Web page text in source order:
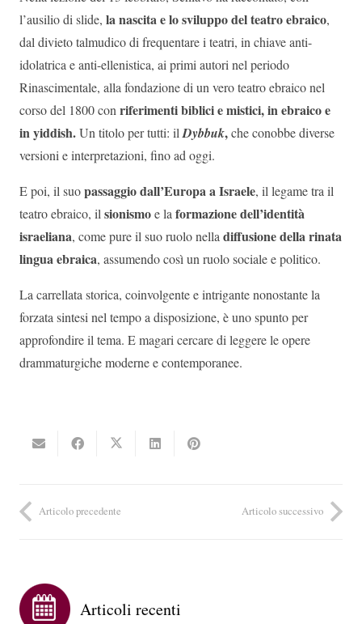
l’ausilio di slide, la nascita e lo sviluppo del teatro ebraico,
dal divieto talmudico di frequentare i teatri, in chiave anti-
idolatrica e anti-ellenistica, ai primi autori nel periodo
Rinascimentale, alla fondazione di un vero teatro ebraico nel
corso del 1800 con riferimenti biblici e mistici, in ebraico e
in yiddish.Un titolo per tutti: ilDybbuk,che conobbe diverse
versioni e interpretazioni, fino ad oggi.
E poi, il suopassaggio dall’Europa a Israele, il legame tra il
teatro ebraico, il sionismoe la formazione dell’identità
israeliana, come pure il suo ruolo nella diffusione della rinata
lingua ebraica, assumendo così un ruolo sociale e politico.
La carrellata storica, coinvolgente e intrigante nonostante la
forzata sintesi nel tempo a disposizione, è uno spunto per
approfondire il tema. E magari cercare di leggere le opere
drammaturgiche moderne e contemporanee.
Articolo precedente Articolo successivo
Articoli recenti